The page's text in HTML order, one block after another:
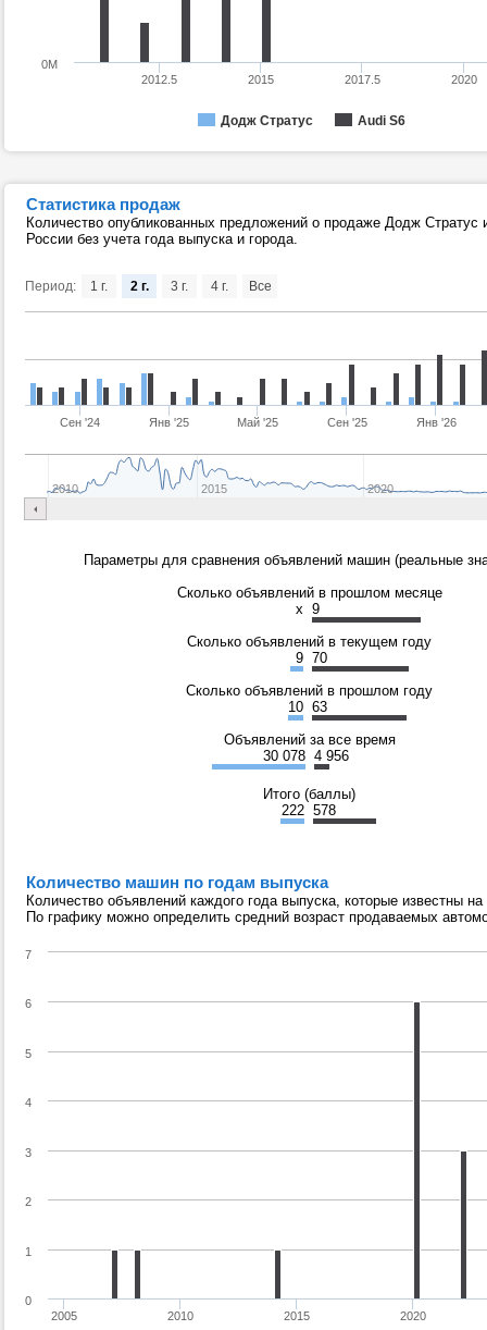
Додж Стратус Audi S6
2020
2012.5 2015 2017.5
0M
Статистика продаж
Количество опубликованных предложений о продаже Додж Стратус
России без учета года выпуска и города.
Период:
Сен '24 Янв '25 Май '25 Сен '25 Янв '26
2010 2015 2020
1 г. 2 г. 3 г. 4 г. Все
Параметры для сравнения объявлений машин (реальные
Сколько объявлений в прошлом месяце
x 9
Сколько объявлений в текущем году
9 70
Сколько объявлений в прошлом году
10 63
Объявлений за все время
30 078 4 956
Итого (баллы)
222 578
Количество машин по годам выпуска
Количество объявлений каждого года выпуска, которые известны
По графику можно определить средний возраст продаваемых
2005 2010 2015 2020
0
1
2
3
4
5
6
7